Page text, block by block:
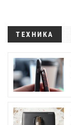
ТЕХНИКА